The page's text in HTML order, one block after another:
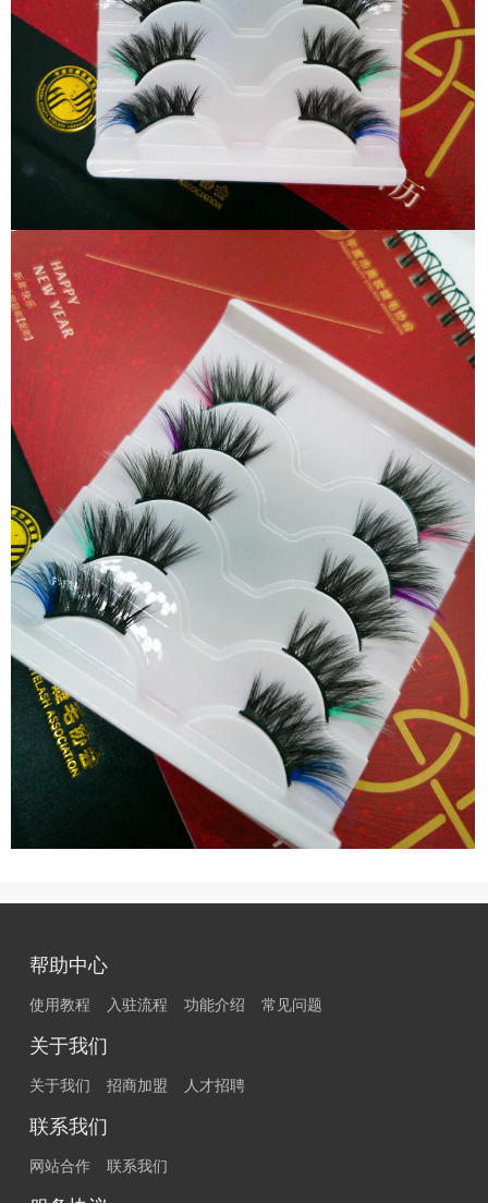
帮助中心
使用教程 入驻流程 功能介绍 常见问题
关于我们
关于我们 招商加盟 人才招聘
联系我们
网站合作 联系我们